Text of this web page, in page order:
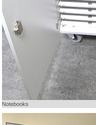
Notebooks